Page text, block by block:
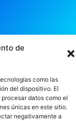
de
como las
del dispositivo. El
datos como el
únicas en este sitio.
negativamente a